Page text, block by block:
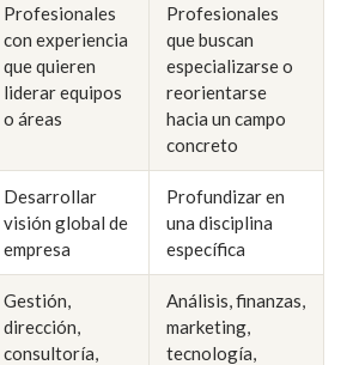
Profesionales
con experiencia
que quieren
liderar equipos
o áreas
Profesionales
que buscan
especializarse o
reorientarse
hacia un campo
concreto
Desarrollar
visión global de
empresa
Profundizar en
una disciplina
específica
Gestión,
dirección,
consultoría,
Análisis, finanzas,
marketing,
tecnología,